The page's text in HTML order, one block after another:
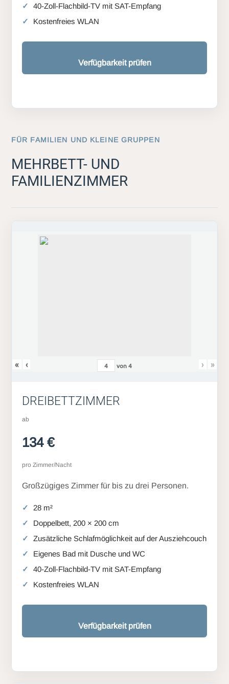
40-Zoll-Flachbild-TV mit SAT-Empfang
Kostenfreies WLAN
Verfügbarkeit prüfen
FÜR FAMILIEN UND KLEINE GRUPPEN
MEHRBETT- UND
FAMILIENZIMMER
« ‹ von4 › »
DREIBETTZIMMER
ab
134 €
pro Zimmer/Nacht
Großzügiges Zimmer für bis zu drei Personen.
28 m²
Doppelbett, 200 × 200 cm
Zusätzliche Schlafmöglichkeit auf der Ausziehcouch
Eigenes Bad mit Dusche und WC
40-Zoll-Flachbild-TV mit SAT-Empfang
Kostenfreies WLAN
Verfügbarkeit prüfen